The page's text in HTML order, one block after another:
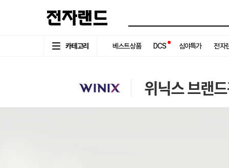
카테고리 베스트상품 DCS 심야특가 전자
위닉스 브랜